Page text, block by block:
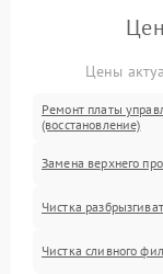
Цены
Ремонт платы
(восстановление)
Замена верхнего
Чистка
Чистка сливного